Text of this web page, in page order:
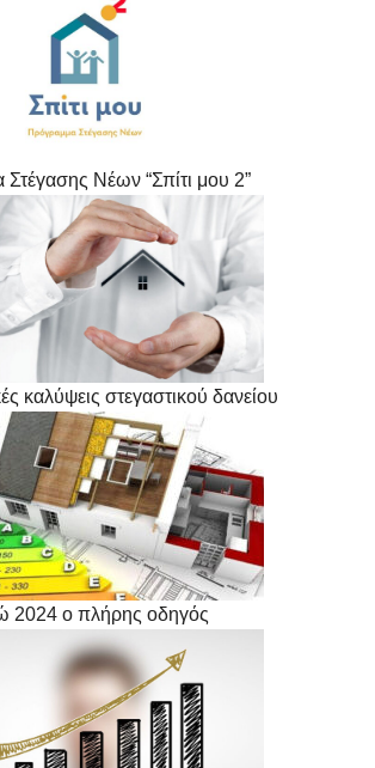
Νέων “Σπίτι μου 2”
καλύψεις στεγαστικού δανείου
2024 ο πλήρης οδηγός